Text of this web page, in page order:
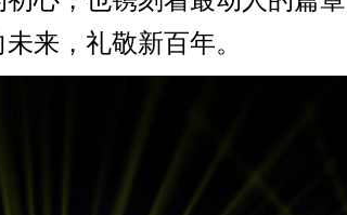
来，礼敬新百年。